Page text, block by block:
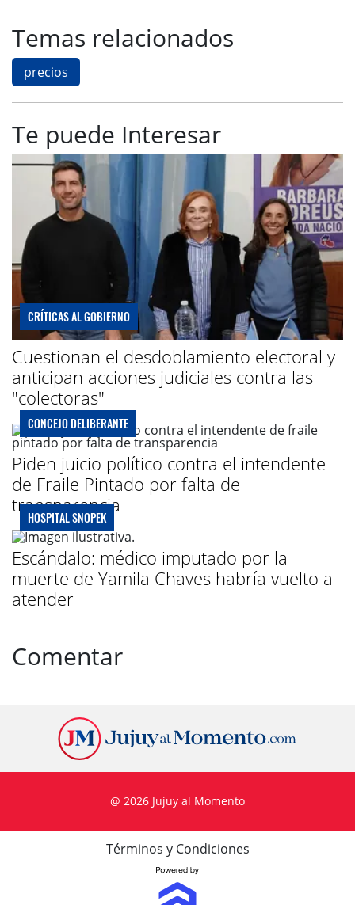
Temas relacionados
precios
Te puede Interesar
CRÍTICAS AL GOBIERNO
Cuestionan el desdoblamiento electoral y
anticipan acciones judiciales contra las
"colectoras"
CONCEJO DELIBERANTE
Piden juicio político contra el intendente
de Fraile Pintado por falta de
transparencia
HOSPITAL SNOPEK
Escándalo: médico imputado por la
muerte de Yamila Chaves habría vuelto a
atender
Comentar
@ 2026 Jujuy al Momento
Términos y Condiciones